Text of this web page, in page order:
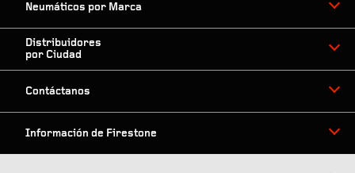
Neumáticos por Marca
Distribuidores
por Ciudad
Contáctanos
Información de Firestone